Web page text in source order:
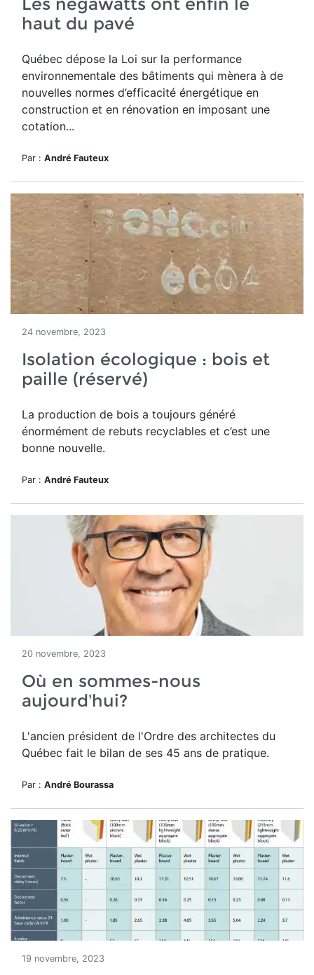
haut du pavé
Québec dépose la Loi sur la performance
environnementale des bâtiments qui mènera à de
nouvelles normes d’efficacité énergétique en
construction et en rénovation en imposant une
cotation...
Par : André Fauteux
24 novembre, 2023
Isolation écologique : bois et
paille (réservé)
La production de bois a toujours généré
énormément de rebuts recyclables et c’est une
bonne nouvelle.
Par : André Fauteux
20 novembre, 2023
Où en sommes-nous
aujourd’hui?
L'ancien président de l'Ordre des architectes du
Québec fait le bilan de ses 45 ans de pratique.
Par : André Bourassa
19 novembre, 2023